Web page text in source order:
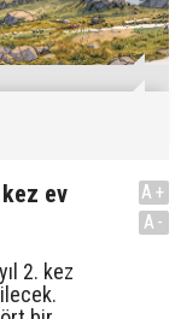
ev
2. kez
A+
A-